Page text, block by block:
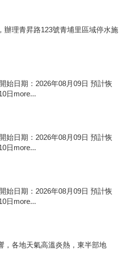
辦理青昇路123號青埔里區域停水施
始日期：2026年08月09日 預計恢
日more...
始日期：2026年08月09日 預計恢
日more...
始日期：2026年08月09日 預計恢
日more...
，各地天氣高溫炎熱，東半部地